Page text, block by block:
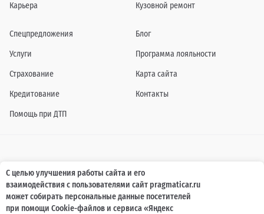
Карьера
Кузовной ремонт
Спецпредложения
Услуги
Страхование
Кредитование
Помощь при ДТП
Блог
Программа лояльности
Карта сайта
Контакты
Информация о технических характеристиках, составе комплектаций, цветовой
гамме и стоимости автомобилей, а также действующих акциях, сроках и условиях
их проведения, указанных на сайте www.pragmaticar.ru, носит информационный
характер и ни при каких условиях не является публичной офертой,
определяемой положениями пунктом 2 статьи 437 Гражданского кодекса
Российской Федерации. Для получения подробной информации обращайтесь к
С целью улучшения работы сайта и его
взаимодействия с пользователями сайт pragmaticar.ru
может собирать персональные данные посетителей
при помощи Cookie-файлов и сервиса «Яндекс